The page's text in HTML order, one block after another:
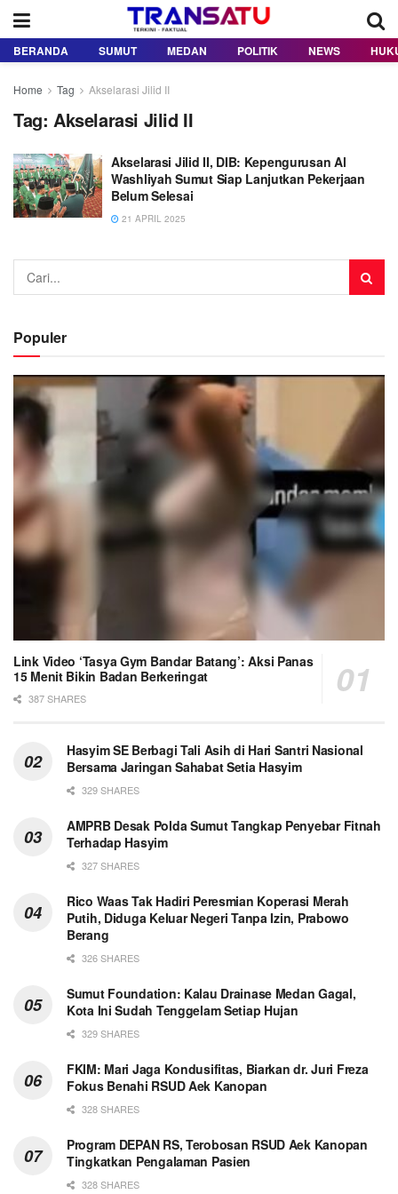
BERANDA SUMUT MEDAN POLITIK NEWS
Home Tag Akselarasi Jilid II
Tag: Akselarasi Jilid II
Akselarasi Jilid II, DIB: Kepengurusan Al
Washliyah Sumut Siap Lanjutkan Pekerjaan
Belum Selesai
21 APRIL 2025
Populer
Link Video ‘Tasya Gym Bandar Batang’: Aksi Panas
15 Menit Bikin Badan Berkeringat
387 SHARES
Hasyim SE Berbagi Tali Asih di Hari Santri Nasional
Bersama Jaringan Sahabat Setia Hasyim
329 SHARES
AMPRB Desak Polda Sumut Tangkap Penyebar Fitnah
Terhadap Hasyim
327 SHARES
Rico Waas Tak Hadiri Peresmian Koperasi Merah
Putih, Diduga Keluar Negeri Tanpa Izin, Prabowo
Berang
326 SHARES
Sumut Foundation: Kalau Drainase Medan Gagal,
Kota Ini Sudah Tenggelam Setiap Hujan
329 SHARES
FKIM: Mari Jaga Kondusifitas, Biarkan dr. Juri Freza
Fokus Benahi RSUD Aek Kanopan
328 SHARES
Program DEPAN RS, Terobosan RSUD Aek Kanopan
Tingkatkan Pengalaman Pasien
328 SHARES